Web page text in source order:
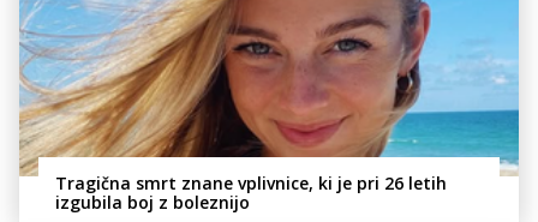
Tragična smrt znane vplivnice, ki je pri 26 letih
izgubila boj z boleznijo